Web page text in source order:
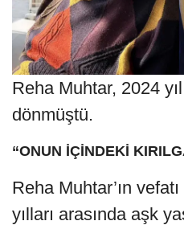
Reha Muhtar, 2024
dönmüştü.
“ONUN İÇİNDEKİ
Reha Muhtar’ın
yılları arasında aşk